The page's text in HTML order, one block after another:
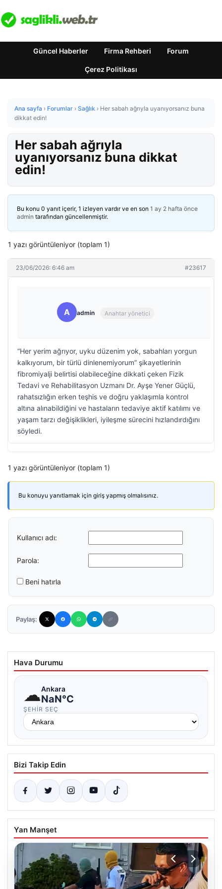
Güncel Haberler Firma Rehberi Forum
Çerez Politikası
Ana sayfa › Forumlar › Sağlık › Her sabah ağrıyla uyanıyorsanız buna
dikkat edin!
Her sabah ağrıyla
uyanıyorsanız buna dikkat
edin!
Bu konu 0 yanıt içerir, 1 izleyen vardır ve en son 1 ay 2 hafta önce
admin tarafından güncellenmiştir.
1 yazı görüntüleniyor (toplam 1)
23/06/2026: 6:46 am #23617
A admin Anahtar yönetici
“Her yerim ağrıyor, uyku düzenim yok, sabahları yorgun
kalkıyorum, bir türlü dinlenemiyorum” şikayetlerinin
fibromiyalji belirtisi olabileceğine dikkati çeken Fizik
Tedavi ve Rehabilitasyon Uzmanı Dr. Ayşe Yener Güçlü,
rahatsızlığın erken teşhis ve doğru yaklaşımla kontrol
altına alınabildiğini ve hastaların tedaviye aktif katılımı ve
yaşam tarzı değişiklikleri, iyileşme sürecini hızlandırdığını
söyledi.
1 yazı görüntüleniyor (toplam 1)
Bu konuyu yanıtlamak için giriş yapmış olmalısınız.
Kullanıcı adı:
Parola:
Beni hatırla
Paylaş:
Hava Durumu
☁Ankara
NaN°C
ŞEHIR SEÇ
Bizi Takip Edin
Yan Manşet